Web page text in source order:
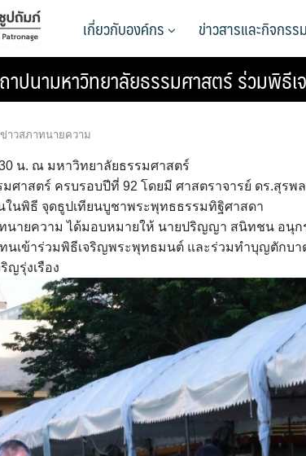
เกี่ยวกับองค์กร ข่าวสารและกิจกรรม
ปนามหาวิทยาลัยธรรมศาสตร์ ร่วมพิ
ข่าวสภาทนายความ
น. ณ มหาวิทยาลัยธรรมศาสตร์
ศาสตร์ ครบรอบปีที่ 92 โดยมี ศาสตราจารย์ ดร.สุรพ
ในพิธี จุดธูปเทียนบูชาพระพุทธธรรมทิฐิศาสดา
นายความ ได้มอบหมายให้ นายปริญญา สนิทชน อนุ
เข้าร่วมพิธีเจริญพระพุทธมนต์ และร่วมทำบุญตักบา
ญรุ่งเรือง